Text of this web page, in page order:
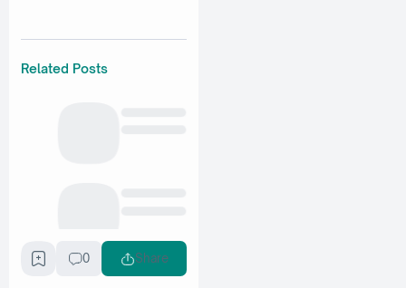
Related Posts
0 Share